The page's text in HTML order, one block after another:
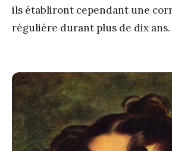
ils établiront cependant une
régulière durant plus de dix ans.